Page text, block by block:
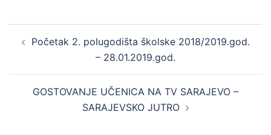
navigation
Početak 2. polugodišta školske 2018/2019.god.
– 28.01.2019.god.
GOSTOVANJE UČENICA NA TV SARAJEVO –
SARAJEVSKO JUTRO